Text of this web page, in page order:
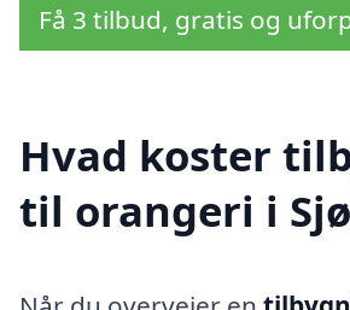
Få 3 tilbud, gratis og
Hvad koster
til orangeri i